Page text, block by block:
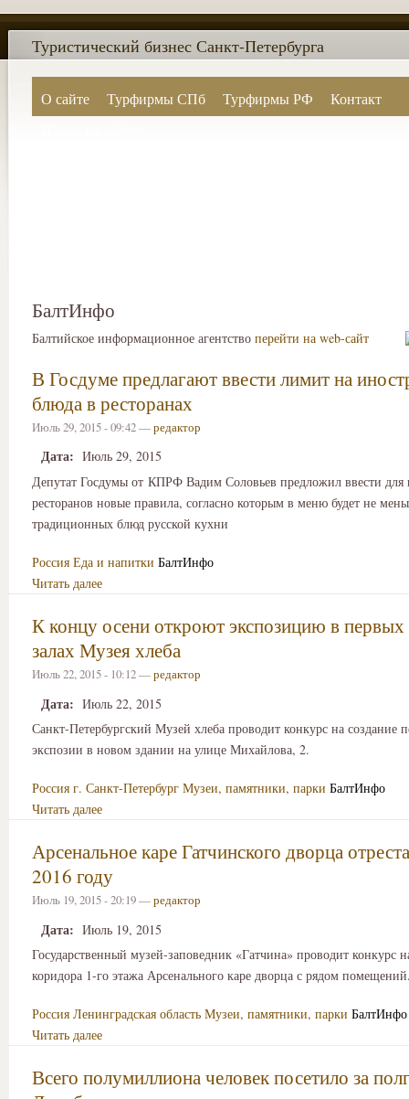
О сайте Турфирмы СПб Турфирмы РФ
Контакт
Туристический бизнес Санкт-Петербурга
БалтИнфо
Балтийское информационное агентство перейти на web-сайт
В Госдуме предлагают ввести лимит на
блюда в ресторанах
Июль 29, 2015 - 09:42 —редактор
Дата: Июль 29, 2015
Депутат Госдумы от КПРФ Вадим Соловьев предложил ввести для
ресторанов новые правила, согласно которым в меню будет не
традиционных блюд русской кухни
Россия Еда и напитки БалтИнфо
Читать далее
К концу осени откроют экспозицию в
залах Музея хлеба
Июль 22, 2015 - 10:12 —редактор
Дата: Июль 22, 2015
Санкт-Петербургский Музей хлеба проводит конкурс на создание
экспозии в новом здании на улице Михайлова, 2.
Россия г. Санкт-Петербург Музеи, памятники, парки БалтИнфо
Читать далее
Арсенальное каре Гатчинского дворца
2016 году
Июль 19, 2015 - 20:19 —редактор
Дата: Июль 19, 2015
Государственный музей-заповедник «Гатчина» проводит конкурс
коридора 1-го этажа Арсенального каре дворца с рядом
Россия Ленинградская область Музеи, памятники, парки БалтИнфо
Читать далее
Всего полумиллиона человек посетило за